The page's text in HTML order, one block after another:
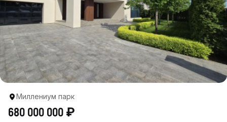
Миллениум парк
680 000 000 ₽